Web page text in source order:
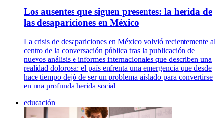
Los ausentes que siguen presentes: la herida de
las desapariciones en México
La crisis de desapariciones en México volvió recientemente al
centro de la conversación pública tras la publicación de
nuevos análisis e informes internacionales que describen una
realidad dolorosa: el país enfrenta una emergencia que desde
hace tiempo dejó de ser un problema aislado para convertirse
en una profunda herida social
educación